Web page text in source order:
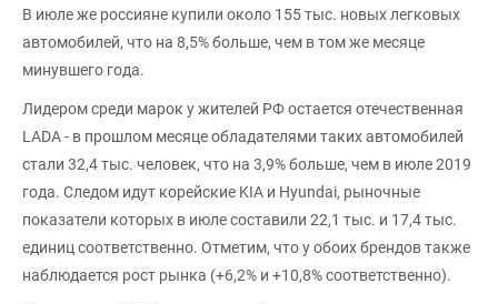
В июле же россияне купили около 155 тыс. новых легковых
автомобилей, что на 8,5% больше, чем в том же месяце
минувшего года.
Лидером среди марок у жителей РФ остается отечественная
LADA - в прошлом месяце обладателями таких автомобилей
стали 32,4 тыс. человек, что на 3,9% больше, чем в июле 2019
года. Следом идут корейские KIA и Hyundai, рыночные
показатели которых в июле составили 22,1 тыс. и 17,4 тыс.
единиц соответственно. Отметим, что у обоих брендов также
наблюдается рост рынка (+6,2% и +10,8% соответственно).